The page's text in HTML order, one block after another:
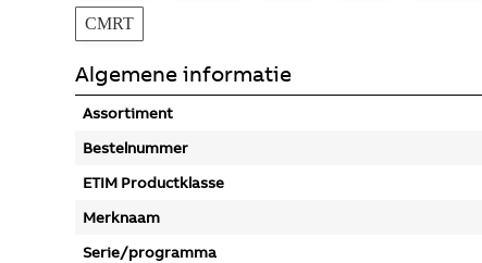
CMRT
Algemene informatie
Assortiment
Bestelnummer
ETIM Productklasse
Merknaam
Serie/programma